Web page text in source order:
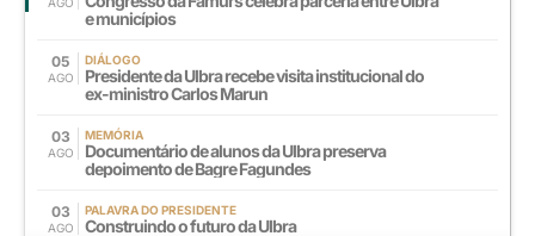
e municípios
05
AGO
DIÁLOGO
Presidente da Ulbra recebe visita institucional do
ex-ministro Carlos Marun
03
AGO
MEMÓRIA
Documentário de alunos da Ulbra preserva
depoimento de Bagre Fagundes
03
AGO
PALAVRA DO PRESIDENTE
Construindo o futuro da Ulbra